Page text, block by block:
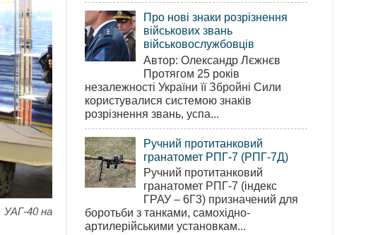
УАГ-40 на
Про нові знаки розрізнення
військових звань
військовослужбовців
Автор: Олександр Лєжнєв
Протягом 25 років
незалежності України її Збройні Сили
користувалися системою знаків
розрізнення звань, успа...
Ручний протитанковий
гранатомет РПГ-7 (РПГ-7Д)
Ручний протитанковий
гранатомет РПГ-7 (індекс
ГРАУ – 6Г3) призначений для
боротьби з танками, самохідно-
артилерійськими установкам...